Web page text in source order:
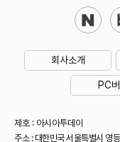
회사소개
PC
제호 : 아시아투데이
주소 : 대한민국 서울특별시 영